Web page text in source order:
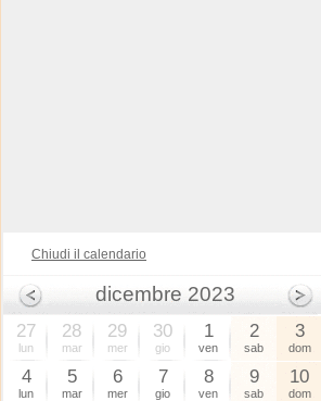
Chiudi il calendario
dicembre 2023
27
lun
28
mar
29
mer
30
gio
1
ven
2
sab
3
dom
4
lun
5
mar
6
mer
7
gio
8
ven
9
sab
10
dom